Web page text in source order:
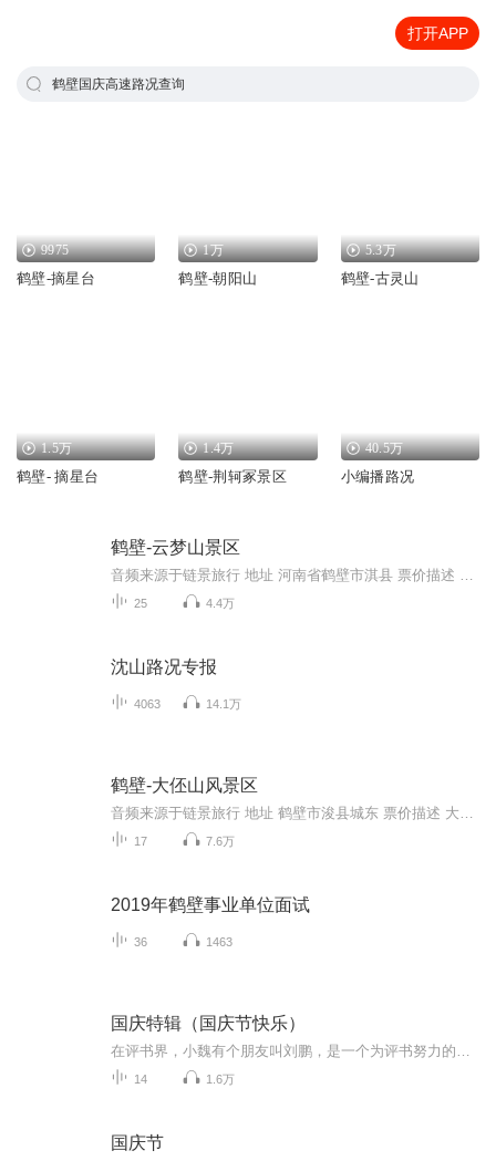
打开APP
鹤壁国庆高速路况查询
9975
鹤壁-摘星台
1万
鹤壁-朝阳山
5.3万
鹤壁-古灵山
1.5万
鹤壁- 摘星台
1.4万
鹤壁-荆轲冢景区
40.5万
小编播路况
鹤壁-云梦山景区
25 4.4万
沈山路况专报
4063 14.1万
鹤壁-大伾山风景区
17 7.6万
2019年鹤壁事业单位面试
36 1463
国庆特辑（国庆节快乐）
14 1.6万
国庆节